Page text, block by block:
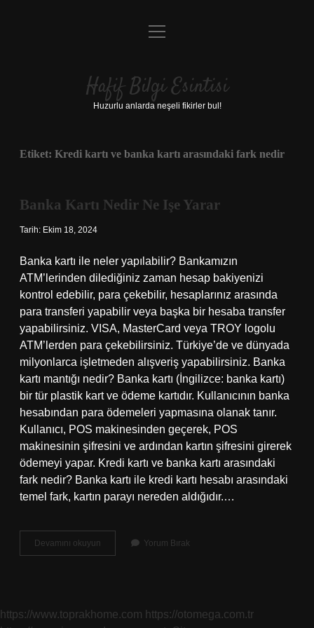
Anasayfa
Yasal Uyarı
menüyü
Hafif Bilgi Esintisi
Huzurlu anlarda neşeli fikirler bul!
Etiket: Kredi kartı ve banka kartı arasındaki fark nedir
Banka Kartı Nedir Ne Işe Yarar
Tarih: Ekim 18, 2024
Banka kartı ile neler yapılabilir? Bankamızın
ATM’lerinden dilediğiniz zaman hesap bakiyenizi
kontrol edebilir, para çekebilir, hesaplarınız arasında
para transferi yapabilir veya başka bir hesaba transfer
yapabilirsiniz. VISA, MasterCard veya TROY logolu
ATM’lerden para çekebilirsiniz. Türkiye’de ve dünyada
milyonlarca işletmeden alışveriş yapabilirsiniz. Banka
kartı mantığı nedir? Banka kartı (İngilizce: banka kartı)
bir tür plastik kart ve ödeme kartıdır. Kullanıcının banka
hesabından para ödemeleri yapmasına olanak tanır.
Kullanıcı, POS makinesinden geçerek, POS
makinesinin şifresini ve ardından kartın şifresini girerek
ödemeyi yapar. Kredi kartı ve banka kartı arasındaki
fark nedir? Banka kartı ile kredi kartı hesabı arasındaki
temel fark, kartın parayı nereden aldığıdır.…
Devamını okuyun
Kartı
Yorum Bırak
https://www.toprakhome.com https://otomega.com.tr